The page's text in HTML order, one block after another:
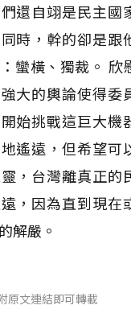
還自翊是民主國
時，幹的卻是跟
蠻橫、獨裁。 欣
大的輿論使得委
始挑戰這巨大機
遙遠，但希望可
，台灣離真正的
，因為直到現在
解嚴。
原文連結即可轉載